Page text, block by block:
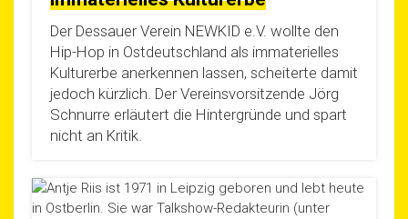
Der Des­sau­er Ver­ein NEWKID e.V. woll­te den
Hip-Hop in Ost­deutsch­land als imma­te­ri­el­les
Kul­tur­er­be aner­ken­nen las­sen, schei­ter­te damit
jedoch kürz­lich. Der Ver­eins­vor­sit­zen­de Jörg
Schnur­re erläu­tert die Hin­ter­grün­de und spart
nicht an Kritik.